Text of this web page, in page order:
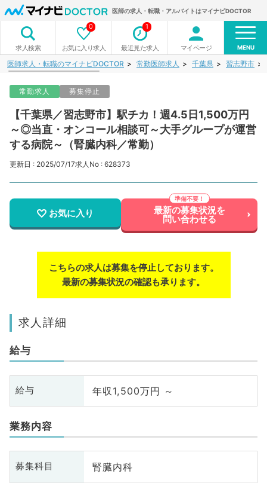
医師の求人・転職・アルバイトはマイナビDOCTOR
求人検索 お気に入り求人
0
最近見た求人
1
マイページ MENU
医師求人・転職のマイナビDOCTOR 常勤医師求人 千葉県 習志野市
常勤求人 募集停止
【千葉県／習志野市】駅チカ！週4.5日1,500万円
～◎当直・オンコール相談可～大手グループが運営
する病院～（腎臓内科／常勤）
更新日 : 2025/07/17求人No : 628373
お気に入り 最新の募集状況を
問い合わせる
こちらの求人は募集を停止しております。
最新の募集状況の確認も承ります。
求人詳細
給与
給与 年収1,500万円 ～
業務内容
募集科目 腎臓内科